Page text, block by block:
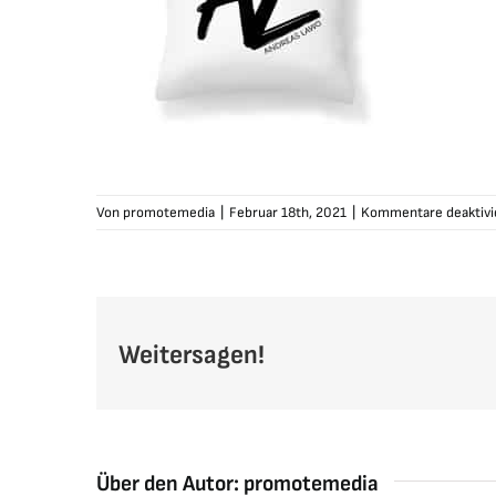
Von promotemedia Februar 18th, 2021 Kommentare
Weitersagen!
Über den Autor: promotemedia